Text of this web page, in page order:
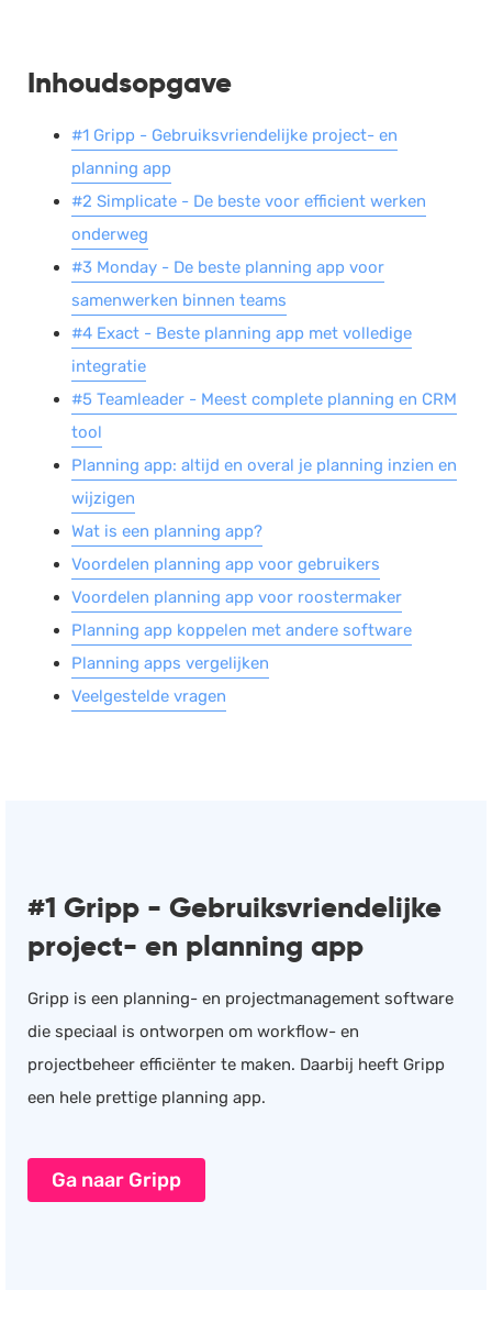
Inhoudsopgave
#1 Gripp - Gebruiksvriendelijke project- en
planning app
#2 Simplicate - De beste voor efficient werken
onderweg
#3 Monday - De beste planning app voor
samenwerken binnen teams
#4 Exact - Beste planning app met volledige
integratie
#5 Teamleader - Meest complete planning en CRM
tool
Planning app: altijd en overal je planning inzien en
wijzigen
Wat is een planning app?
Voordelen planning app voor gebruikers
Voordelen planning app voor roostermaker
Planning app koppelen met andere software
Planning apps vergelijken
Veelgestelde vragen
#1 Gripp - Gebruiksvriendelijke
project- en planning app
Gripp is een planning- en projectmanagement software
die speciaal is ontworpen om workflow- en
projectbeheer efficiënter te maken. Daarbij heeft Gripp
een hele prettige planning app.